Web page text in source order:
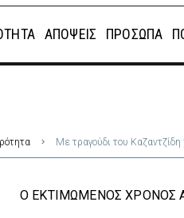
ΑΠΌΨΕΙΣ ΠΡΌΣΩΠΑ
Με τραγούδι του
Ο ΕΚΤΙΜΏΜΕΝΟΣ ΧΡΌΝΟΣ